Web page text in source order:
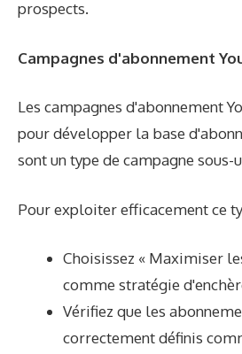
prospects.
Campagnes d'abonnement
Les campagnes d'abonnement
pour développer la base
sont un type de campagne
Pour exploiter efficacement ce
Choisissez « Maximiser
comme stratégie
Vérifiez que les
correctement définis